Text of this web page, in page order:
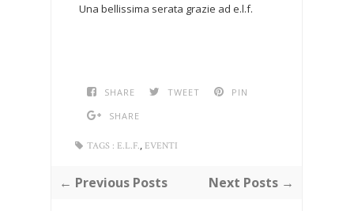
Una bellissima serata grazie ad e.l.f.
SHARE TWEET
PIN
SHARE
TAGS : E.L.F., EVENTI
← Previous Posts Next Posts →